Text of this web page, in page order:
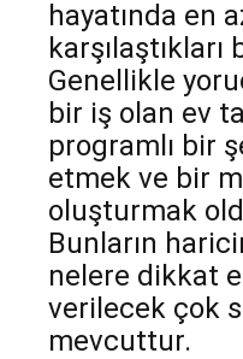
hayatında en
Genellikle
bir iş olan ev
programlı bir
etmek ve bir
oluşturmak
Bunların
nelere dikkat
verilecek çok
mevcuttur.